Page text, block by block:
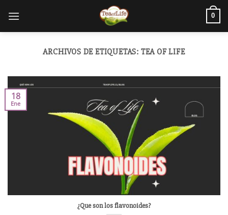
0
ARCHIVOS DE ETIQUETAS: TEA OF LIFE
¿Que son los flavonoides?
18
Ene